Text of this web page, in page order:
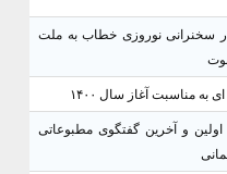
در سخنرانی نوروزی خطاب به ملت
به مناسبت آغاز سال ۱۴۰۰
و آخرین گفتگوی مطبوعاتی